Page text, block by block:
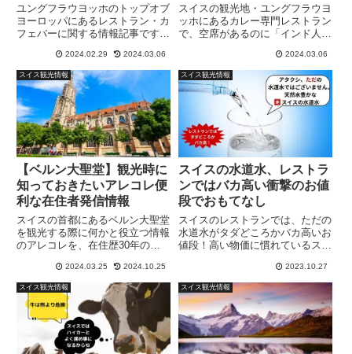
ユングフラウヨッホのトップオブ
ヨーロッパにあるレストラン・カ
フェバーに関する情報記事です。
は月１ペースでユングフラウヨッ
ホを訪れている私が、実際に体験
して集めた情報なので、どうぞス
イス旅行の際にお役立てくださ
い...
2024.02.29 2024.03.06
スイスの観光地・ユングフラウヨ
ッホにあるカレー専門レストラン
で、空席があるのに「インド人以
然。富士山と共通する外国人観光
客のマナー問題について、スイス
が地元の日本人が感じたことで
2024.03.06
スイス観光情報
【ベルン大聖堂】観光時に
知っておきたいアレコレ便
利な在住者発信情報
スイスの首都にあるベルン大聖堂
を観光する際に何かと役立つ情報
のアレコレを、在住歴30年の昭
2024.03.25 2024.10.25
スイス観光情報
スイスの水道水、レストラ
ンではバカ高い衝撃のお値
段でおもてなし
スイスのレストランでは、ただの
水道水がタダどころかバカ高いお
値段！高い物価に慣れているスイ
なる外食時でのお高い水道水のお
話と、注意点をまとめてご紹介。
2023.10.27
スイス観光情報 スイス観光情報